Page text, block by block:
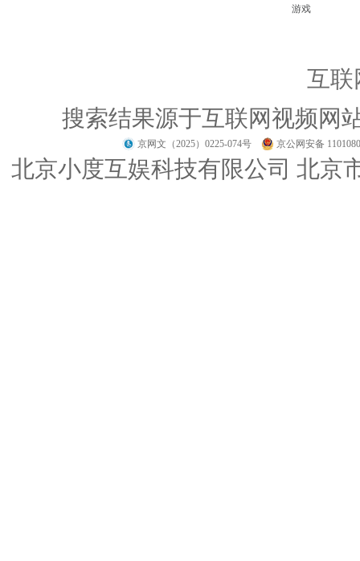
游戏
互联
搜索结果源于互联网视频网
京网文（2025）0225-074号 京公网安备
北京小度互娱科技有限公司 北京